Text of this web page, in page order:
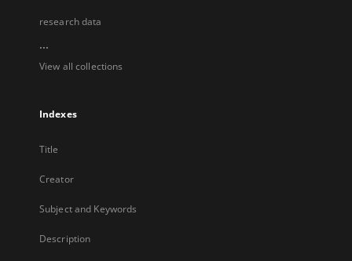
research data
...
View all collections
Indexes
Title
Creator
Subject and Keywords
Description